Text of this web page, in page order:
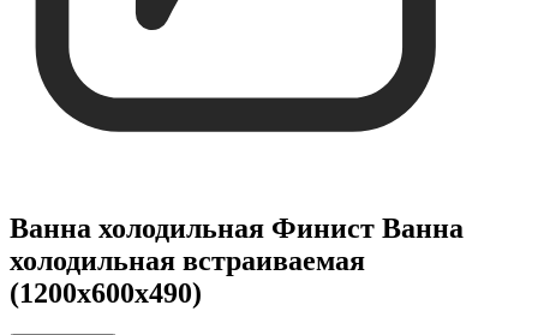
Ванна холодильная Финист Ванна
холодильная встраиваемая
(1200х600х490)